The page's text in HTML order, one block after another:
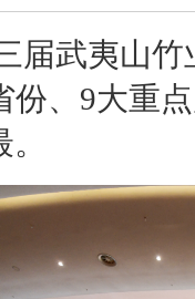
届武夷山
份、9大重